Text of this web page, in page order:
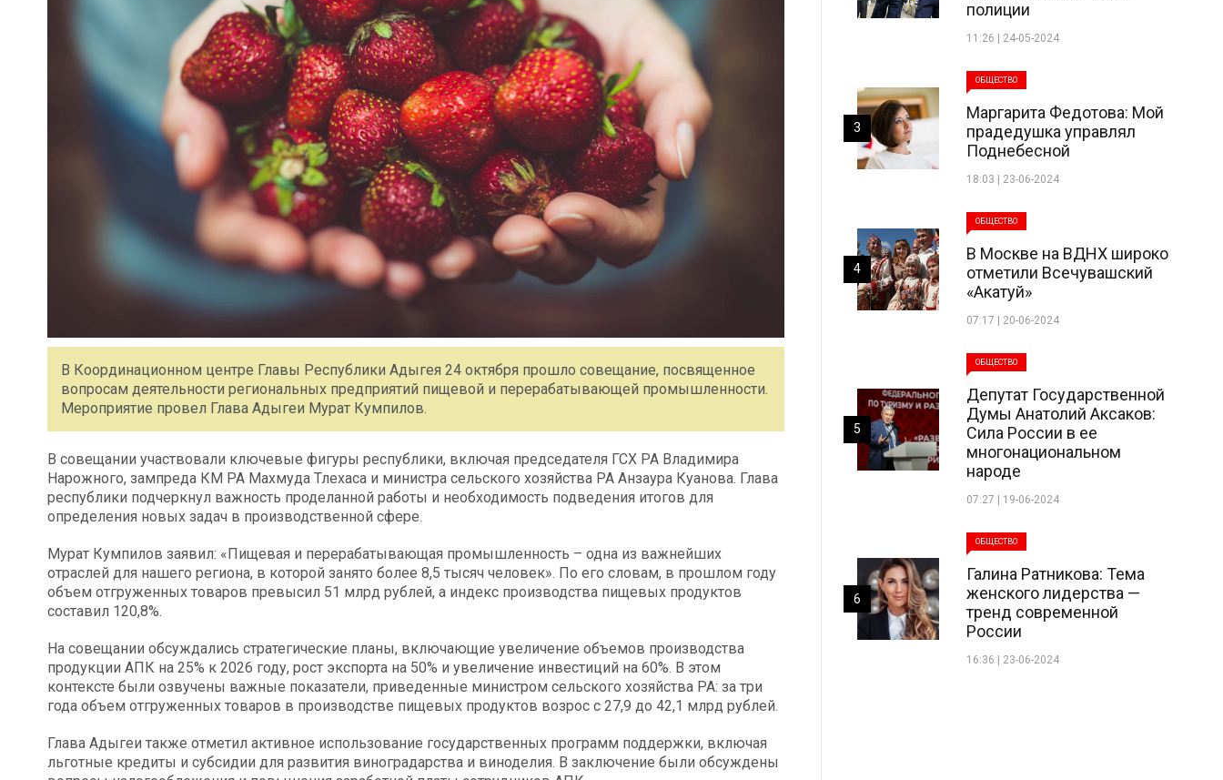
В Координационном центре Главы Республики Адыгея 24 октября прошло совещание, посвященное
вопросам деятельности региональных предприятий пищевой и перерабатывающей промышленности.
Мероприятие провел Глава Адыгеи Мурат Кумпилов.
В совещании участвовали ключевые фигуры республики, включая председателя ГСХ РА Владимира
Нарожного, зампреда КМ РА Махмуда Тлехаса и министра сельского хозяйства РА Анзаура Куанова. Глава
республики подчеркнул важность проделанной работы и необходимость подведения итогов для
определения новых задач в производственной сфере.
Мурат Кумпилов заявил: «Пищевая и перерабатывающая промышленность – одна из важнейших
отраслей для нашего региона, в которой занято более 8,5 тысяч человек». По его словам, в прошлом году
объем отгруженных товаров превысил 51 млрд рублей, а индекс производства пищевых продуктов
составил 120,8%.
На совещании обсуждались стратегические планы, включающие увеличение объемов производства
продукции АПК на 25% к 2026 году, рост экспорта на 50% и увеличение инвестиций на 60%. В этом
контексте были озвучены важные показатели, приведенные министром сельского хозяйства РА: за три
года объем отгруженных товаров в производстве пищевых продуктов возрос с 27,9 до 42,1 млрд рублей.
Глава Адыгеи также отметил активное использование государственных программ поддержки, включая
льготные кредиты и субсидии для развития виноградарства и виноделия. В заключение были обсуждены
полиции
11:26 | 24-05-2024
ОБЩЕСТВО
Маргарита Федотова: Мой
прадедушка управлял
Поднебесной
18:03 | 23-06-2024
3
ОБЩЕСТВО
В Москве на ВДНХ широко
отметили Всечувашский
«Акатуй»
07:17 | 20-06-2024
4
ОБЩЕСТВО
Депутат Государственной
Думы Анатолий Аксаков:
Сила России в ее
многонациональном
народе
07:27 | 19-06-2024
5
ОБЩЕСТВО
Галина Ратникова: Тема
женского лидерства —
тренд современной
России
16:36 | 23-06-2024
6